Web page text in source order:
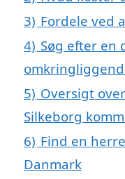
3) Fordele ved
4) Søg efter en
5) Oversigt
Silkeborg
6) Find en
Danmark